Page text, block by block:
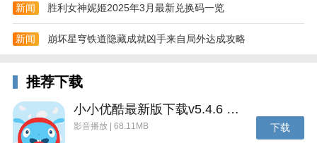
2、然后我们根据自己游戏的渠道选择【网易官方渠道
账号】、【受理渠道账号】、【其它渠道账号】。
新闻 胜利女神妮姬2025年3月最新兑换码一览
新闻 崩坏星穹铁道隐藏成就凶手来自局外达成攻略
推荐下载
小小优酷最新版下载v5.4.6 安卓官方版
影音播放 | 68.11MB 下载